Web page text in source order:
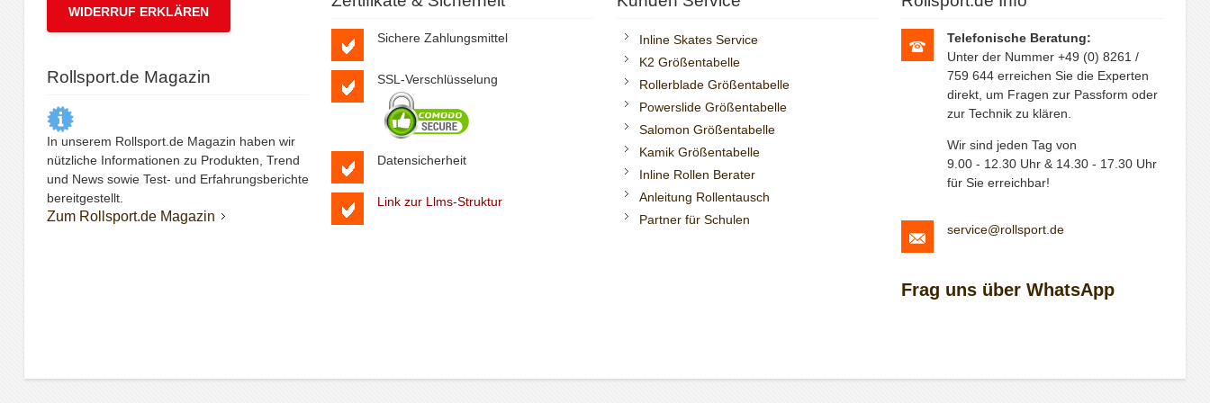
WIDERRUF ERKLÄREN
Rollsport.de Magazin
In unserem Rollsport.de Magazin haben wir
nützliche Informationen zu Produkten, Trend
und News sowie Test- und Erfahrungsberichte
bereitgestellt.
Zum Rollsport.de Magazin
Sichere Zahlungsmittel
SSL-Verschlüsselung
Datensicherheit
Link zur Llms-Struktur
Inline Skates Service
K2 Größentabelle
Rollerblade Größentabelle
Powerslide Größentabelle
Salomon Größentabelle
Kamik Größentabelle
Inline Rollen Berater
Anleitung Rollentausch
Partner für Schulen
Telefonische Beratung:
Unter der Nummer +49 (0) 8261 /
759 644 erreichen Sie die Experten
direkt, um Fragen zur Passform oder
zur Technik zu klären.
Wir sind jeden Tag von
9.00 - 12.30 Uhr & 14.30 - 17.30 Uhr
für Sie erreichbar!
service@rollsport.de
Frag uns über WhatsApp